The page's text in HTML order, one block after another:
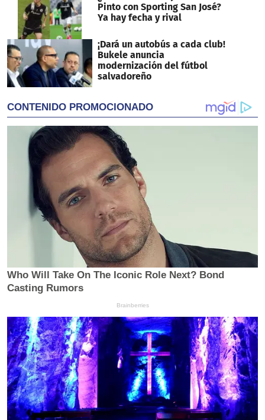
Pinto con Sporting San José?
Ya hay fecha y rival
¡Dará un autobús a cada club!
Bukele anuncia
modernización del fútbol
salvadoreño